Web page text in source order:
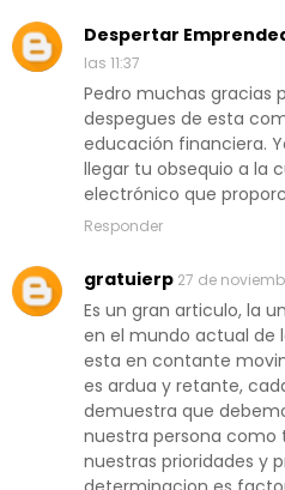
Despertar
las 11:37
Pedro muchas gracias
despegues de esta
educación financiera.
llegar tu obsequio a la
electrónico que
Responder
gratuierp 27 de
Es un gran articulo, la
en el mundo actual de
esta en contante
es ardua y retante,
demuestra que
nuestra persona como
nuestras prioridades y